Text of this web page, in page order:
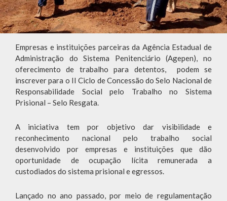
Empresas e instituições parceiras da Agência Estadual de
Administração do Sistema Penitenciário (Agepen), no
oferecimento de trabalho para detentos, podem se
inscrever para o II Ciclo de Concessão do Selo Nacional de
Responsabilidade Social pelo Trabalho no Sistema
Prisional – Selo Resgata.
A iniciativa tem por objetivo dar visibilidade e
reconhecimento nacional pelo trabalho social
desenvolvido por empresas e instituições que dão
oportunidade de ocupação lícita remunerada a
custodiados do sistema prisional e egressos.
Lançado no ano passado, por meio de regulamentação